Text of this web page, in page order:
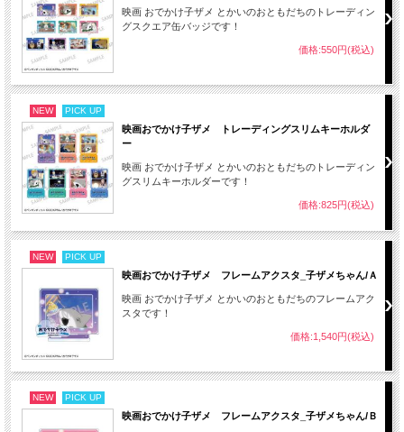
映画 おでかけ子ザメ とかいのおともだちのトレーディン
グスクエア缶バッジです！
価格:550円(税込)
NEW PICK UP
映画おでかけ子ザメ トレーディングスリムキーホルダ
ー
映画 おでかけ子ザメ とかいのおともだちのトレーディン
グスリムキーホルダーです！
価格:825円(税込)
NEW PICK UP
映画おでかけ子ザメ フレームアクスタ_子ザメちゃん/Ａ
映画 おでかけ子ザメ とかいのおともだちのフレームアク
スタです！
価格:1,540円(税込)
NEW PICK UP
映画おでかけ子ザメ フレームアクスタ_子ザメちゃん/Ｂ